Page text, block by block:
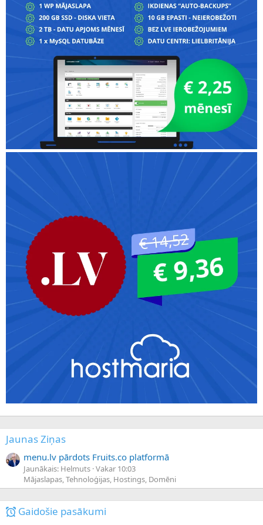
Jaunas Ziņas
menu.lv pārdots Fruits.co platformā
Jaunākais: Helmuts Vakar 10:03
Mājaslapas, Tehnoloģijas, Hostings, Domēni
Gaidošie pasākumi